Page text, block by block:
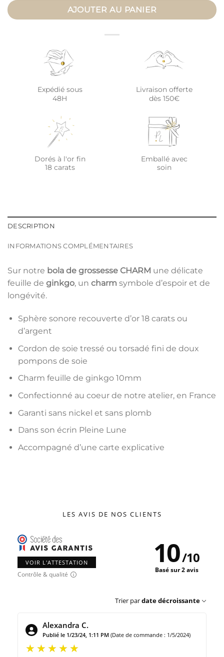
AJOUTER AU PANIER
Expédié sous
48H
Livraison offerte
dès 150€
Dorés à l'or fin
18 carats
Emballé avec
soin
DESCRIPTION
INFORMATIONS COMPLÉMENTAIRES
Sur notre bola de grossesse CHARM une délicate
feuille de ginkgo, un charm symbole d’espoir et de
longévité.
Sphère sonore recouverte d’or 18 carats ou
d’argent
Cordon de soie tressé ou torsadé fini de doux
pompons de soie
Charm feuille de ginkgo 10mm
Confectionné au coeur de notre atelier, en France
Garanti sans nickel et sans plomb
Dans son écrin Pleine Lune
Accompagné d’une carte explicative
LES AVIS DE NOS CLIENTS
VOIR L'ATTESTATION
Contrôle & qualité
10/10
Basé sur 2 avis
Trier pardate décroissante
Alexandra C.
Publié le 1/23/24, 1:11 PM (Date de commande : 1/5/2024)